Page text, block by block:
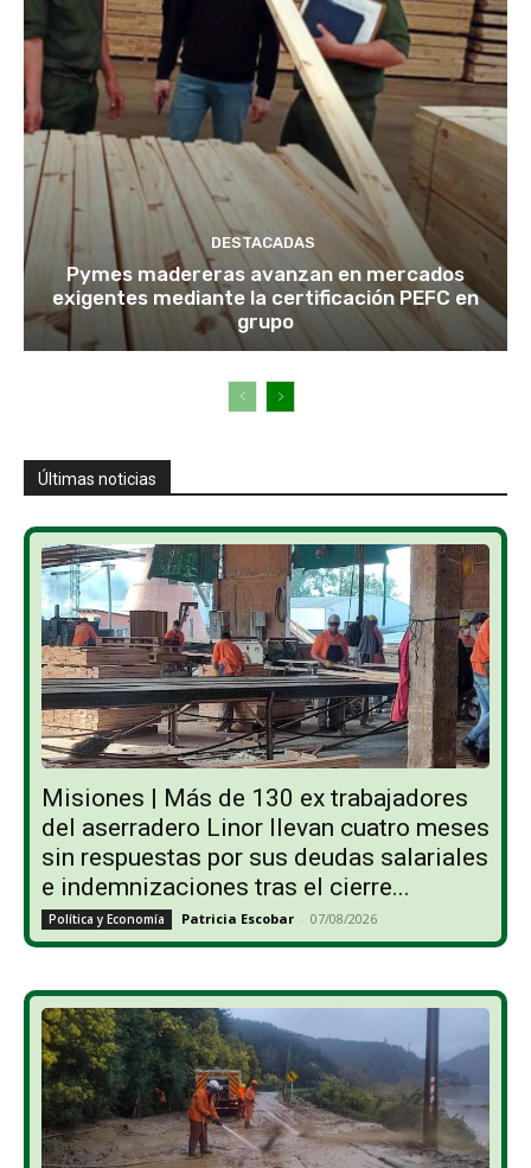
DESTACADAS
Pymes madereras avanzan en mercados
exigentes mediante la certificación PEFC en
grupo
Últimas noticias
Misiones | Más de 130 ex trabajadores
del aserradero Linor llevan cuatro meses
sin respuestas por sus deudas salariales
e indemnizaciones tras el cierre...
Política y Economía Patricia Escobar - 07/08/2026